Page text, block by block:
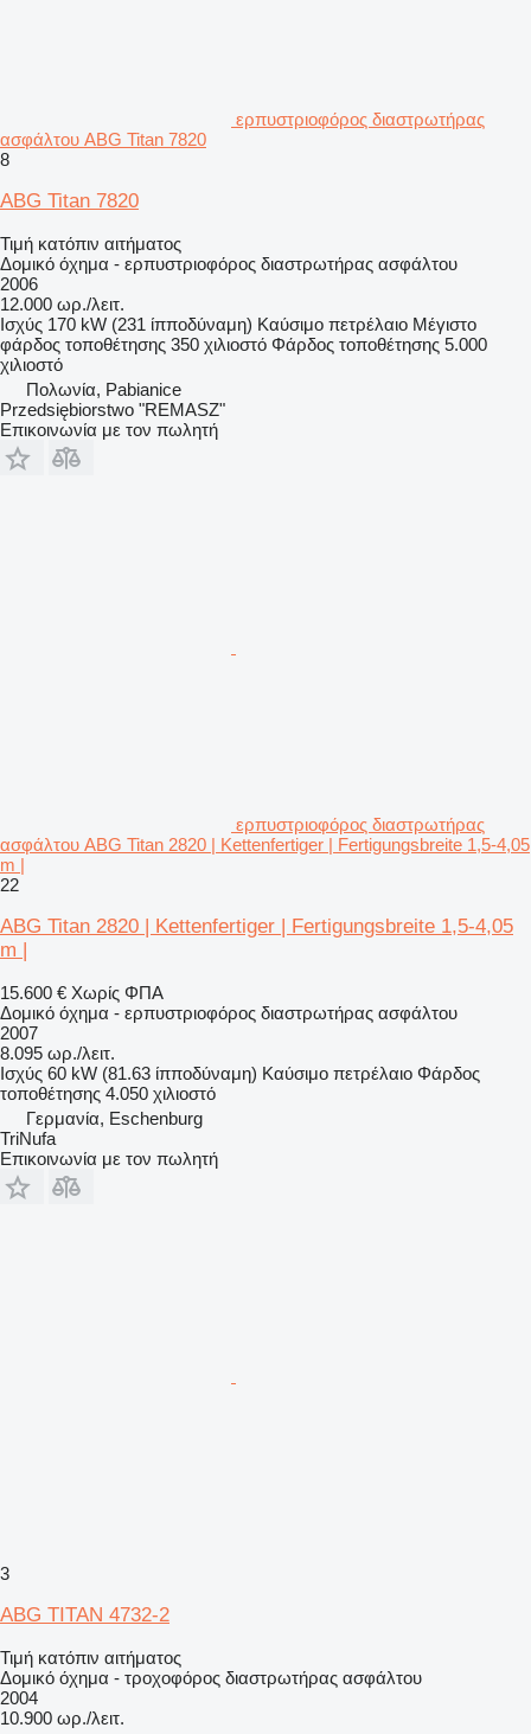
ερπυστριοφόρος διαστρωτήρας
ασφάλτου ABG Titan 7820
8
ABG Titan 7820
Τιμή κατόπιν αιτήματος
Δομικό όχημα - ερπυστριοφόρος διαστρωτήρας ασφάλτου
2006
12.000 ωρ./λειτ.
Ισχύς 170 kW (231 ίπποδύναμη) Καύσιμο πετρέλαιο Μέγιστο
φάρδος τοποθέτησης 350 χιλιοστό Φάρδος τοποθέτησης 5.000
χιλιοστό
Πολωνία, Pabianice
Przedsiębiorstwo "REMASZ"
Επικοινωνία με τον πωλητή
ερπυστριοφόρος διαστρωτήρας
ασφάλτου ABG Titan 2820 | Kettenfertiger | Fertigungsbreite 1,5-4,05
m |
22
ABG Titan 2820 | Kettenfertiger | Fertigungsbreite 1,5-4,05
m |
15.600 € Χωρίς ΦΠΑ
Δομικό όχημα - ερπυστριοφόρος διαστρωτήρας ασφάλτου
2007
8.095 ωρ./λειτ.
Ισχύς 60 kW (81.63 ίπποδύναμη) Καύσιμο πετρέλαιο Φάρδος
τοποθέτησης 4.050 χιλιοστό
Γερμανία, Eschenburg
TriNufa
Επικοινωνία με τον πωλητή
3
ABG TITAN 4732-2
Τιμή κατόπιν αιτήματος
Δομικό όχημα - τροχοφόρος διαστρωτήρας ασφάλτου
2004
10.900 ωρ./λειτ.